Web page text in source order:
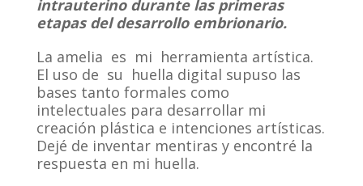
intrauterino durante las primeras
etapas del desarrollo embrionario.
La amelia es mi herramienta artística.
El uso de su huella digital supuso las
bases tanto formales como
intelectuales para desarrollar mi
creación plástica e intenciones artísticas.
Dejé de inventar mentiras y encontré la
respuesta en mi huella.